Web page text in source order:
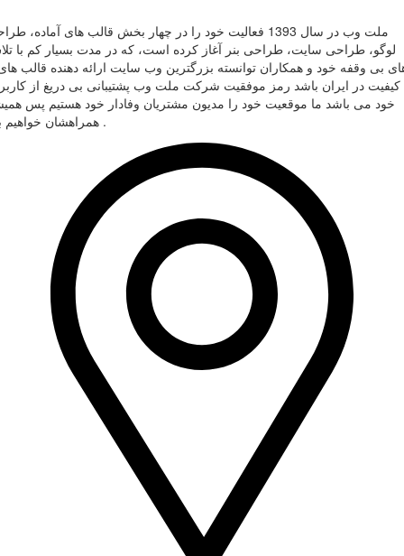
ملت وب در سال 1393 فعالیت خود را در چهار بخش قالب های آماده،
لوگو، طراحی سایت، طراحی بنر آغاز کرده است، که در مدت بسیار کم با
بی وقفه خود و همکاران توانسته بزرگترین وب سایت ارائه دهنده قالب
کیفیت در ایران باشد رمز موفقیت شرکت ملت وب پشتیبانی بی دریغ از
خود می باشد ما موقعیت خود را مدیون مشتریان وفادار خود هستیم پس
همراهشان خواهیم بود .